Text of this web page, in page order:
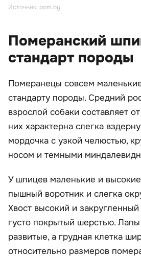
Источник: pom.by
Померанский
стандарт породы
Померанецы совсем
стандарту породы. Средний
взрослой собаки составляет
них характерна слегка
мордочка с узкой челюстью,
носом и темными
У шпицев маленькие и
пышный воротник и слегка
Хвост высокий и
густо покрытый шерстью.
развитые, а грудная клетка
относительно размеров